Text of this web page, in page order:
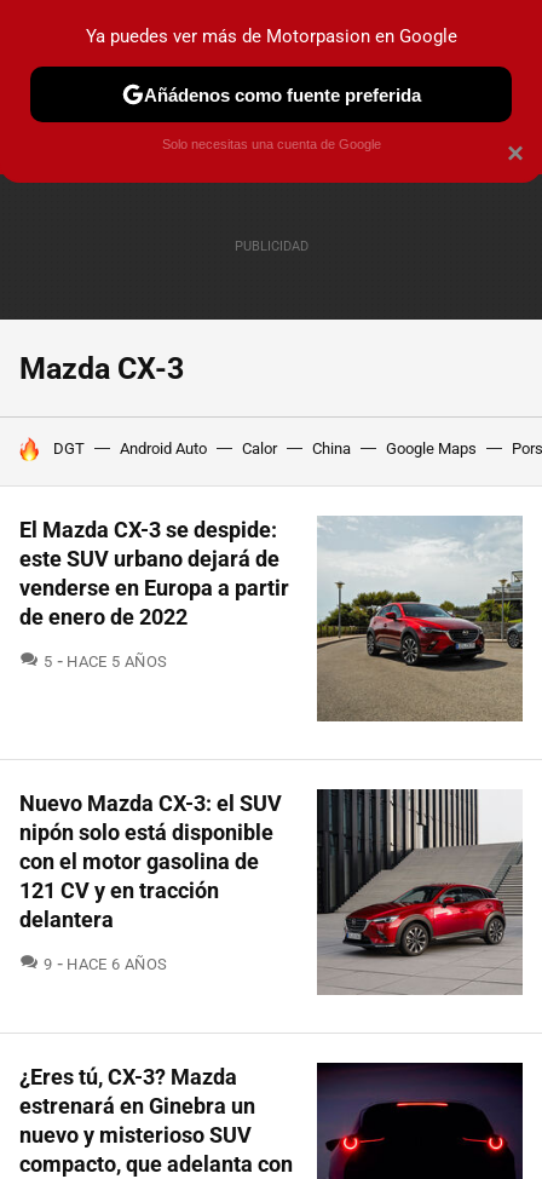
PRUEBAS COCHES ELÉCTRICOS OBSERVATORIO
Mazda CX-3
HOY SE HABLA DE
DGT Android Auto Calor China Google Maps
El Mazda CX-3 se despide:
este SUV urbano dejará de
venderse en Europa a partir
de enero de 2022
5 COMENTARIOS
HACE 5 AÑOS
Nuevo Mazda CX-3: el SUV
nipón solo está disponible
con el motor gasolina de
121 CV y en tracción
delantera
9 COMENTARIOS
HACE 6 AÑOS
¿Eres tú, CX-3? Mazda
estrenará en Ginebra un
nuevo y misterioso SUV
compacto, que adelanta con
×
Ya puedes ver más de Motorpasion en Google
Añádenos como fuente preferida
Solo necesitas una cuenta de Google